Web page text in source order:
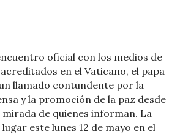
oficial con los medios de
en el Vaticano, el papa
llamado contundente por la
y la promoción de la paz desde
mirada de quienes informan. La
este lunes 12 de mayo en el